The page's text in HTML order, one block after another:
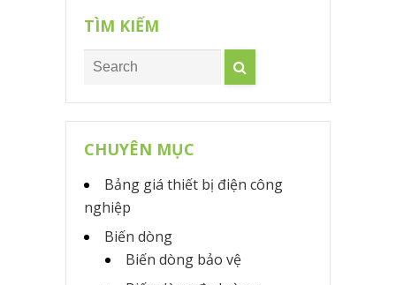
TÌM KIẾM
CHUYÊN MỤC
Bảng giá thiết bị điện công
nghiệp
Biến dòng
Biến dòng bảo vệ